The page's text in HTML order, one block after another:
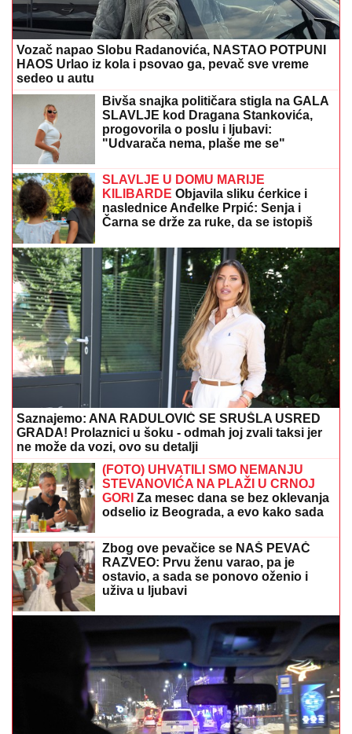
Vozač napao Slobu Radanovića, NASTAO POTPUNI
HAOS Urlao iz kola i psovao ga, pevač sve vreme
sedeo u autu
Bivša snajka političara stigla na GALA
SLAVLJE kod Dragana Stankovića,
progovorila o poslu i ljubavi:
"Udvarača nema, plaše me se"
SLAVLJE U DOMU MARIJE
KILIBARDE Objavila sliku ćerkice i
naslednice Anđelke Prpić: Senja i
Čarna se drže za ruke, da se istopiš
Saznajemo: ANA RADULOVIĆ SE SRUŠLA USRED
GRADA! Prolaznici u šoku - odmah joj zvali taksi jer
ne može da vozi, ovo su detalji
(FOTO) UHVATILI SMO NEMANJU
STEVANOVIĆA NA PLAŽI U CRNOJ
GORI Za mesec dana se bez oklevanja
odselio iz Beograda, a evo kako sada
Zbog ove pevačice se NAŠ PEVAČ
RAZVEO: Prvu ženu varao, pa je
ostavio, a sada se ponovo oženio i
uživa u ljubavi